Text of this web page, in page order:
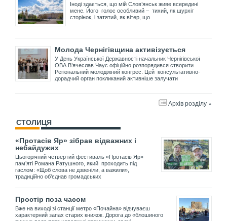
Іноді здається, що мій Слов’янськ живе всередині
мене. Його голос особливий – тихий, як шурхіт
сторінок, і затятий, як вітер, що
Молода Чернігівщина активізується
У День Української Державності начальник Чернігівської
ОВА В’ячеслав Чаус офіційно розпорядився створити
Регіональний молодіжний конгрес. Цей консультативно-
дорадчий орган покликаний активніше залучати
Архів розділу »
СТОЛИЦЯ
«Протасів Яр» зібрав відважних і
небайдужих
Цьогорічний четвертий фестиваль «Протасів Яр»
пам’яті Романа Ратушного, який проходить під
гаслом: «Щоб слова не дзвеніли, а важили»,
традиційно об’єднав громадських
Простір поза часом
Вже на виході зі станції метро «Почайна» відчуваєш
характерний запах старих книжок. Дорога до «блошиного